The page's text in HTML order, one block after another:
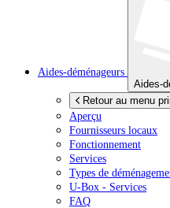
Aides-déménageurs
Aides-
Retour au menu
Aperçu
Fournisseurs locaux
Fonctionnement
Services
Types de
U-Box - Services
FAQ